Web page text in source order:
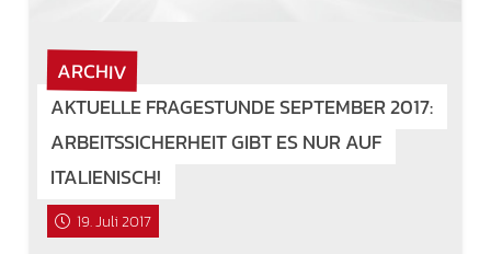
ARCHIV
AKTUELLE FRAGESTUNDE SEPTEMBER 2017:
ARBEITSSICHERHEIT GIBT ES NUR AUF
ITALIENISCH!
19. Juli 2017